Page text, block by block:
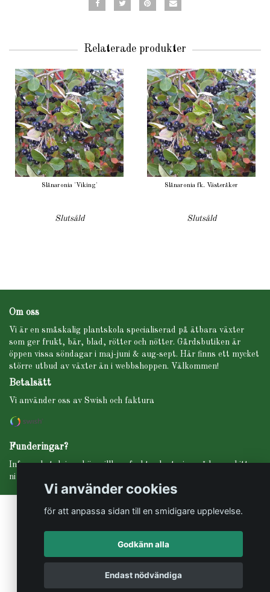
Relaterade produkter
Slånaronia 'Viking'
Slutsåld
Slånaronia fk. Västeråker
Slutsåld
Om oss
Vi är en småskalig plantskola specialiserad på ätbara växter
som ger frukt, bär, blad, rötter och nötter. Gårdsbutiken är
öppen vissa söndagar i maj-juni & aug-sept. Här finns ett mycket
större utbud av växter än i webbshoppen. Välkommen!
Betalsätt
Vi använder oss av Swish och faktura
Funderingar?
Info om betalning, köpevillkor, frakt, planteringsråd m.m. hittar
ni under fliken INFO i menyn högst upp.
Vi använder cookies
för att anpassa sidan till en smidigare upplevelse.
Godkänn alla
Endast nödvändiga